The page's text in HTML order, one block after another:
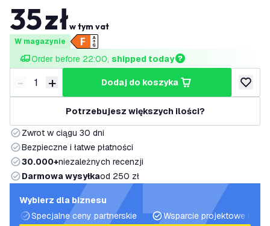
35złw tym vat
W magazynie
Order before 22:00, shipped today
Zmniejsz ilość
- Zwiększ ilość
+ dodaj do koszyka
dodaj
Potrzebujesz większych ilości?
Zwrot w ciągu 30 dni
Bezpieczne i łatwe płatności
30.000+niezależnych recenzji
Darmowa wysyłkaod 250 zł
Wybierz dla biznesu
Specjalne ceny partnerskie
Wsparcie projektowe i